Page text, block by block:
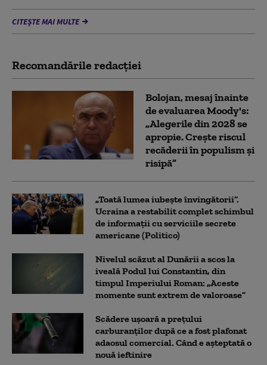
CITEȘTE MAI MULTE
Recomandările redacţiei
Bolojan, mesaj înainte
de evaluarea Moody's:
„Alegerile din 2028 se
apropie. Crește riscul
recăderii în populism și
risipă”
„Toată lumea iubește învingătorii”.
Ucraina a restabilit complet schimbul
de informații cu serviciile secrete
americane (Politico)
Nivelul scăzut al Dunării a scos la
iveală Podul lui Constantin, din
timpul Imperiului Roman: „Aceste
momente sunt extrem de valoroase”
Scădere ușoară a prețului
carburanților după ce a fost plafonat
adaosul comercial. Când e așteptată o
nouă ieftinire